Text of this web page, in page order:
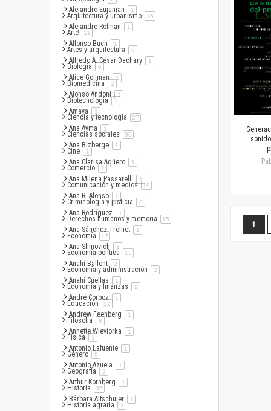
1
Alejandro Eujanian 1
Alejandro Rofman 1
Alfonso Buch 1
Alfredo A. César Dachary 1
Alice Goffman 1
Alonso Andoni 1
Amaya 1
Ana Aymá 1
Ana Bizberge 1
Ana Clarisa Agüero 1
Ana Milena Passarelli 1
Ana R. Alonso 1
Ana Rodríguez 1
Ana Sánchez Trolliet 1
Ana Slimovich 1
Anahí Ballent 2artículo
Anahí Cuellas 1
André Corboz 1
Andrew Feenberg 1
Annette Wieviorka 1
Antonio Lafuente 1
Antonio Azuela 1
Arthur Kornberg 1
Bárbara Altschuler 1
Arquitectura y urbanismo 16
Arte 11
Artes y arquitectura 8artículo
Biología 6artículo
Biomedicina 2artículo
Biotecnología 7artículo
Ciencia y tecnología 27
Ciencias sociales 90
Cine 1 artículo
Comercio 1 artículo
Comunicación y medios 19
Criminología y justicia 8artículo
Derechos humanos y memoria 15
Economía 17
Economía política 13
Economía y administración 2artículo
Economía y finanzas 1
Educación 22 artículo
Filosofía 8artículo
Física 1
Género 9artículo
Geografía 2artículo
Historia 36 artículo
Historia agraria 1 artículo